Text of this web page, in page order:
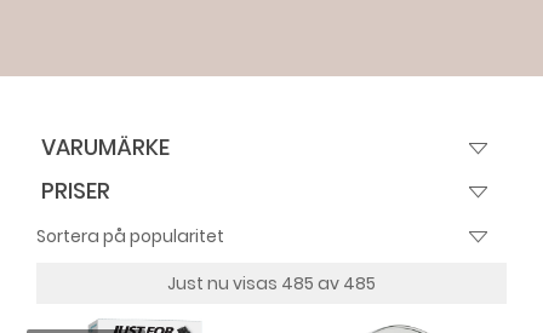
VARUMÄRKE
PRISER
Just nu visas 485 av 485